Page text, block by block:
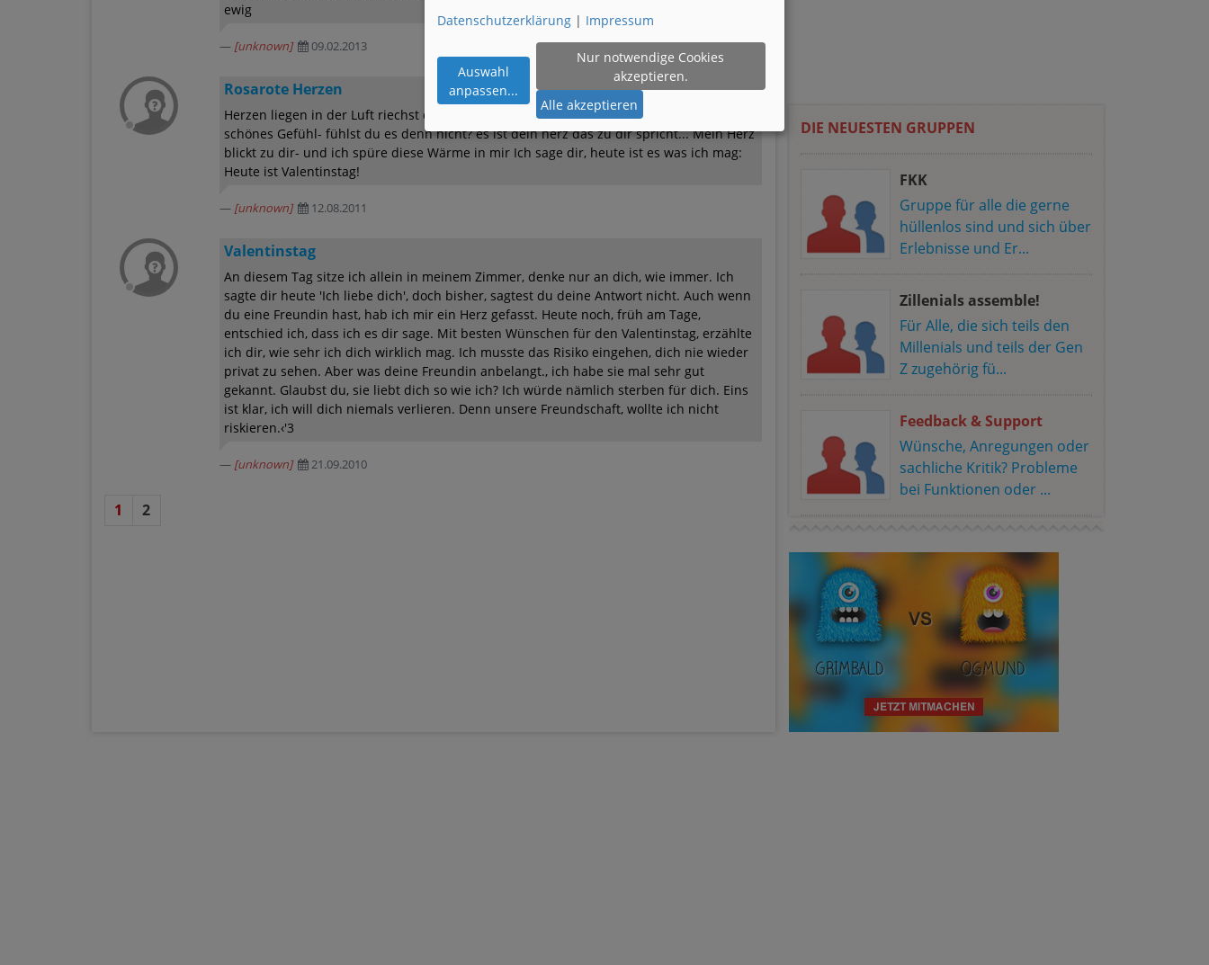
ewig
[unknown] 09.02.2013
Rosarote Herzen
Herzen liegen in der Luft riechst du diesen besonderen Duft? Verliebt sein ist so ein
schönes Gefühl- fühlst du es denn nicht? es ist dein herz das zu dir spricht... Mein Herz
blickt zu dir- und ich spüre diese Wärme in mir Ich sage dir, heute ist es was ich mag:
Heute ist Valentinstag!
[unknown] 12.08.2011
Valentinstag
An diesem Tag sitze ich allein in meinem Zimmer, denke nur an dich, wie immer. Ich
sagte dir heute 'Ich liebe dich', doch bisher, sagtest du deine Antwort nicht. Auch wenn
du eine Freundin hast, hab ich mir ein Herz gefasst. Heute noch, früh am Tage,
entschied ich, dass ich es dir sage. Mit besten Wünschen für den Valentinstag, erzählte
ich dir, wie sehr ich dich wirklich mag. Ich musste das Risiko eingehen, dich nie wieder
privat zu sehen. Aber was deine Freundin anbelangt., ich habe sie mal sehr gut
gekannt. Glaubst du, sie liebt dich so wie ich? Ich würde nämlich sterben für dich. Eins
ist klar, ich will dich niemals verlieren. Denn unsere Freundschaft, wollte ich nicht
riskieren.‹'3
[unknown] 21.09.2010
1 2
DIE NEUESTEN GRUPPEN
FKK
Gruppe für alle die gerne
hüllenlos sind und sich über
Erlebnisse und Er...
Zillenials assemble!
Für Alle, die sich teils den
Millenials und teils der Gen
Z zugehörig fü...
Feedback & Support
Wünsche, Anregungen oder
sachliche Kritik? Probleme
bei Funktionen oder ...
Datenschutzerklärung | Impressum
Auswahl
anpassen...
Nur notwendige Cookies
akzeptieren.
Alle akzeptieren